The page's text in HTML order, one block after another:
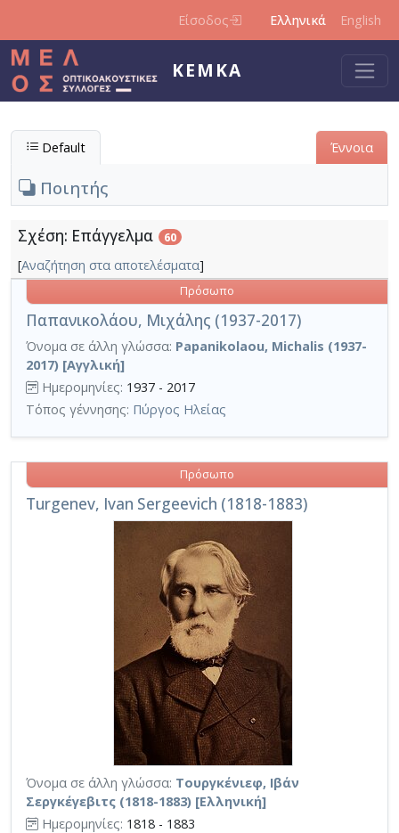
Είσοδος Ελληνικά English
ΚΕΜΚΑ
Default Έννοια
Ποιητής
Σχέση: Επάγγελμα 60
[Αναζήτηση στα αποτελέσματα]
Παπανικολάου, Μιχάλης (1937-2017)
Πρόσωπο
Όνομα σε άλλη γλώσσα: Papanikolaou, Michalis (1937-
2017) [Αγγλική]
Ημερομηνίες: 1937 - 2017
Τόπος γέννησης: Πύργος Ηλείας
Turgenev, Ivan Sergeevich (1818-1883)
Πρόσωπο
Όνομα σε άλλη γλώσσα: Τουργκένιεφ, Ιβάν
Σεργκέγεβιτς (1818-1883) [Ελληνική]
Ημερομηνίες: 1818 - 1883